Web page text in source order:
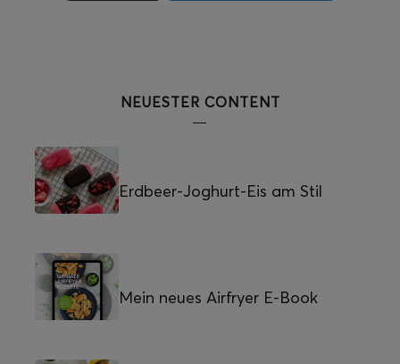
NEUESTER CONTENT
Erdbeer-Joghurt-Eis am Stil
Mein neues Airfryer E-Book